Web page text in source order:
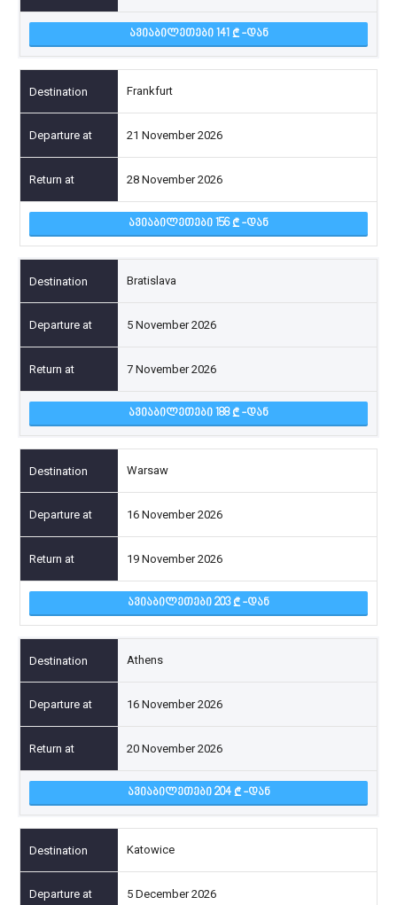
ᲐᲕᲘᲐᲑᲘᲚᲔᲗᲔᲑᲘ 141 -ᲓᲐᲜ
Frankfurt
21 November 2026
28 November 2026
ᲐᲕᲘᲐᲑᲘᲚᲔᲗᲔᲑᲘ 156 -ᲓᲐᲜ
Bratislava
5 November 2026
7 November 2026
ᲐᲕᲘᲐᲑᲘᲚᲔᲗᲔᲑᲘ 188 -ᲓᲐᲜ
Warsaw
16 November 2026
19 November 2026
ᲐᲕᲘᲐᲑᲘᲚᲔᲗᲔᲑᲘ 203 -ᲓᲐᲜ
Athens
16 November 2026
20 November 2026
ᲐᲕᲘᲐᲑᲘᲚᲔᲗᲔᲑᲘ 204 -ᲓᲐᲜ
Katowice
5 December 2026